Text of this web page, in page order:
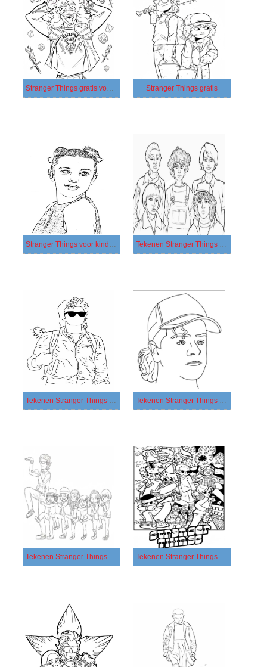
Stranger Things gratis voor kinderen Stranger Things gratis
Stranger Things voor kinderen Tekenen Stranger Things afdrukbaar basis
Tekenen Stranger Things afdrukbaar eenvoudig Tekenen Stranger Things afdrukbaar simpel
Tekenen Stranger Things afdrukbaar voor kinderen Tekenen Stranger Things afdrukbaar